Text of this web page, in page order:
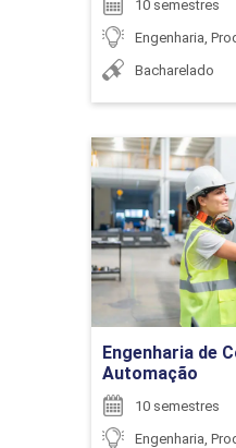
ENCONTRO
ENCONTRO
10 semestres
Engenharia,
Bacharelado
Engenharia de
Automação
10 semestres
Engenharia,
Ir para